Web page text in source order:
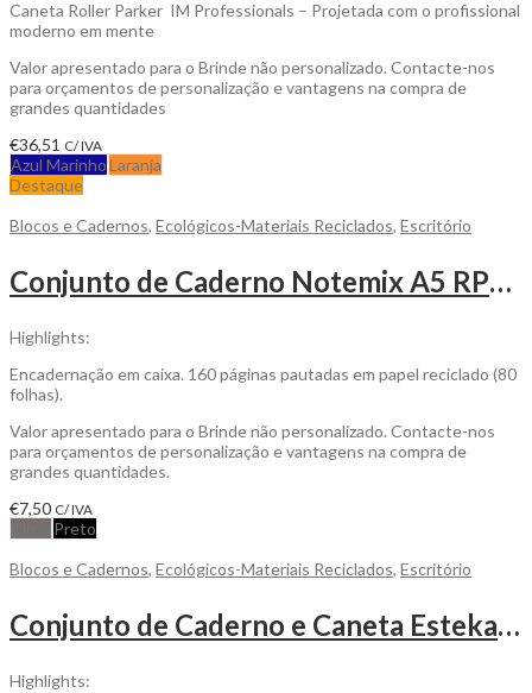
Caneta Roller Parker IM Professionals – Projetada com o profissional
moderno em mente
Valor apresentado para o Brinde não personalizado. Contacte-nos
para orçamentos de personalização e vantagens na compra de
grandes quantidades
€36,51 C/ IVA
Azul MarinhoLaranja
Destaque
Blocos e Cadernos, Ecológicos-Materiais Reciclados, Escritório
Conjunto de Caderno Notemix A5 RPET em Feltro de Capa Rígida com Suporte para Telemóvel e Caneta para Personalizar
Highlights:
Encadernação em caixa. 160 páginas pautadas em papel reciclado (80
folhas).
Valor apresentado para o Brinde não personalizado. Contacte-nos
para orçamentos de personalização e vantagens na compra de
grandes quantidades.
€7,50 C/ IVA
Preto
Blocos e Cadernos, Ecológicos-Materiais Reciclados, Escritório
Conjunto de Caderno e Caneta Esteka de Linha Natural para Personalizar
Highlights: